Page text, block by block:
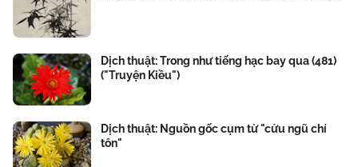
Dịch thuật: Trong như tiếng hạc bay qua (481)
("Truyện Kiều")
Dịch thuật: Nguồn gốc cụm từ "cửu ngũ chí
tôn"